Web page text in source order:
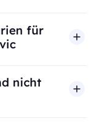
für
nicht